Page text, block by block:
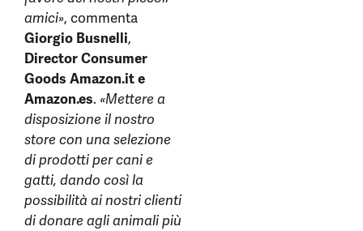
amici», commenta
Giorgio Busnelli,
Director Consumer
Goods Amazon.it e
Amazon.es. «Mettere a
disposizione il nostro
store con una selezione
di prodotti per cani e
gatti, dando così la
possibilità ai nostri clienti
di donare agli animali più